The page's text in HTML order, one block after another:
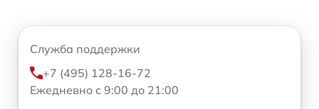
Служба поддержки
+7 (495) 128-16-72
Ежедневно с 9:00 до 21:00